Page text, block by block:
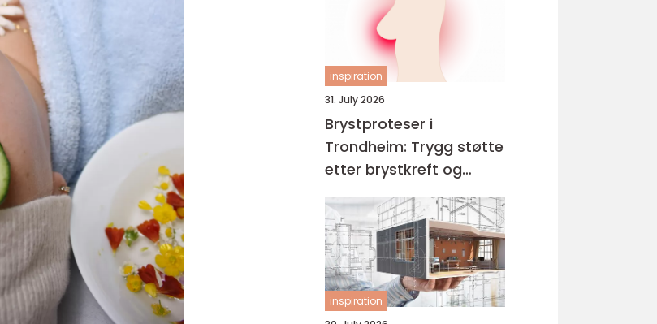
inspiration
31. July 2026
Brystproteser i
Trondheim: Trygg støtte
etter brystkreft og
operasjon
inspiration